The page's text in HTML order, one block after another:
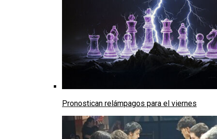
Pronostican relámpagos para el viernes